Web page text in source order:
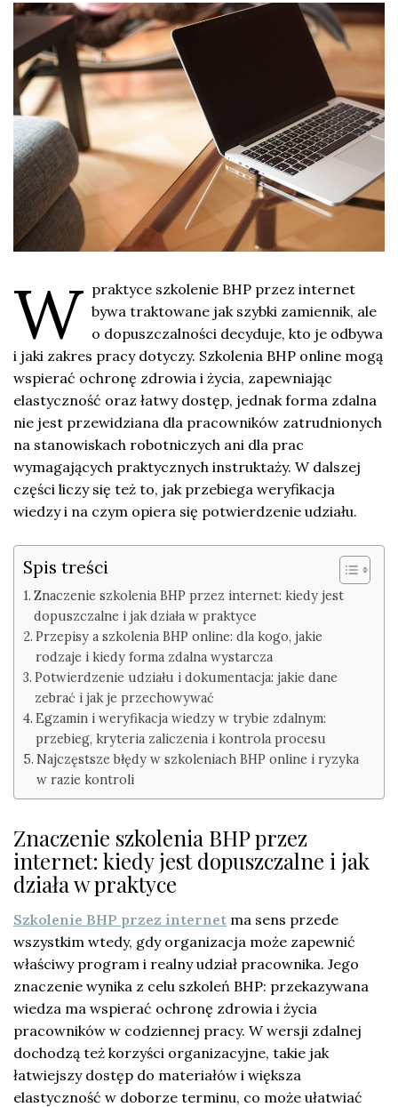
W praktyce szkolenie BHP przez internet
bywa traktowane jak szybki zamiennik, ale
o dopuszczalności decyduje, kto je odbywa
i jaki zakres pracy dotyczy. Szkolenia BHP online mogą
wspierać ochronę zdrowia i życia, zapewniając
elastyczność oraz łatwy dostęp, jednak forma zdalna
nie jest przewidziana dla pracowników zatrudnionych
na stanowiskach robotniczych ani dla prac
wymagających praktycznych instruktaży. W dalszej
części liczy się też to, jak przebiega weryfikacja
wiedzy i na czym opiera się potwierdzenie udziału.
Spis treści
Znaczenie szkolenia BHP przez internet: kiedy jest
dopuszczalne i jak działa w praktyce
Przepisy a szkolenia BHP online: dla kogo, jakie
rodzaje i kiedy forma zdalna wystarcza
Potwierdzenie udziału i dokumentacja: jakie dane
zebrać i jak je przechowywać
Egzamin i weryfikacja wiedzy w trybie zdalnym:
przebieg, kryteria zaliczenia i kontrola procesu
Najczęstsze błędy w szkoleniach BHP online i ryzyka
w razie kontroli
Znaczenie szkolenia BHP przez
internet: kiedy jest dopuszczalne i jak
działa w praktyce
Szkolenie BHP przez internet ma sens przede
wszystkim wtedy, gdy organizacja może zapewnić
właściwy program i realny udział pracownika. Jego
znaczenie wynika z celu szkoleń BHP: przekazywana
wiedza ma wspierać ochronę zdrowia i życia
pracowników w codziennej pracy. W wersji zdalnej
dochodzą też korzyści organizacyjne, takie jak
łatwiejszy dostęp do materiałów i większa
elastyczność w doborze terminu, co może ułatwiać